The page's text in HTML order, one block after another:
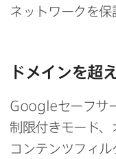
ネットワークを​保
ドメインを​超
Googleセーフサ
制限付きモード、​
コンテンツフィル